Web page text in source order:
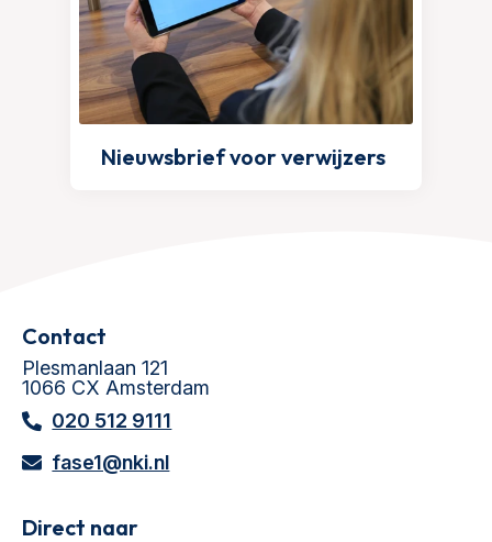
Nieuwsbrief voor verwijzers
Contact
Plesmanlaan 121
1066 CX Amsterdam
020 512 9111
fase1@nki.nl
Direct naar